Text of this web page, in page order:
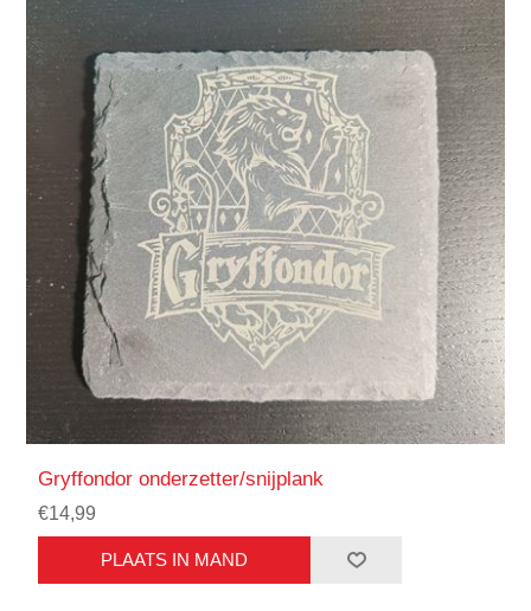
Gryffondor onderzetter/snijplank
€14,99